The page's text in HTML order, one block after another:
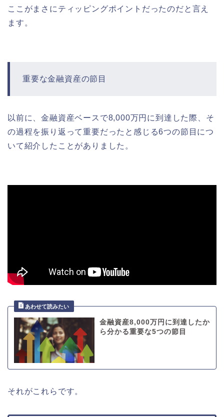
ここがまさにティッピングポイントだったのだと言え
ます。
重要な金融資産の節目
以前に、金融資産ベースで8,000万円に到達した際、そ
の過程を振り返って重要だったと感じる6つの節目につ
いて紹介したことがありました。
金融資産8,000万円に到達したか
ら分かる重要な5つの節目
それがこれらです。